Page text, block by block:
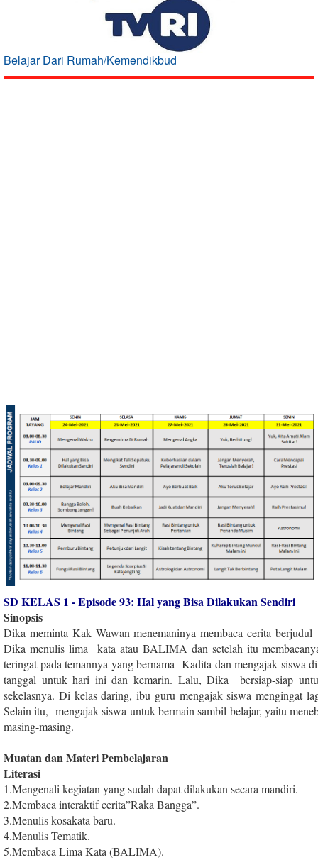
Belajar Dari Rumah/Kemendikbud
SD KELAS 1 - Episode 93: Hal yang Bisa Dilakukan Sendiri
Sinopsis
Dika meminta Kak Wawan menemaninya membaca cerita
Dika menulis lima kata atau BALIMA dan setelah itu
teringat pada temannya yang bernama Kadita dan mengajak siswa
tanggal untuk hari ini dan kemarin. Lalu, Dika bersiap-siap
sekelasnya. Di kelas daring, ibu guru mengajak siswa mengingat
Selain itu, mengajak siswa untuk bermain sambil belajar, yaitu
masing-masing.
Muatan dan Materi Pembelajaran
Literasi
1.Mengenali kegiatan yang sudah dapat dilakukan secara mandiri.
2.Membaca interaktif cerita”Raka Bangga”.
3.Menulis kosakata baru.
4.Menulis Tematik.
5.Membaca Lima Kata (BALIMA).